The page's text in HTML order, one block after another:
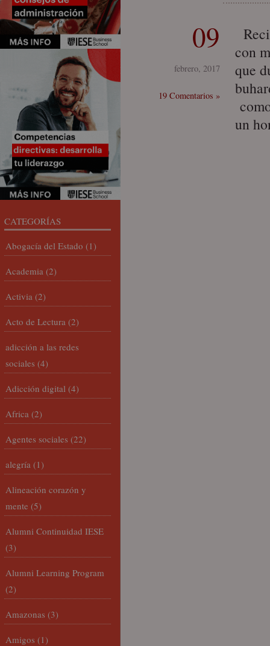
09
febrero, 2017
19 Comentarios »
con
que
un
CATEGORÍAS
Abogacía del Estado (1)
Academia (2)
Activia (2)
Acto de Lectura (2)
adicción a las redes
sociales (4)
Adicción digital (4)
Africa (2)
Agentes sociales (22)
alegría (1)
Alineación corazón y
mente (5)
Alumni Continuidad IESE
(3)
Alumni Learning Program
(2)
Amazonas (3)
Amigos (1)